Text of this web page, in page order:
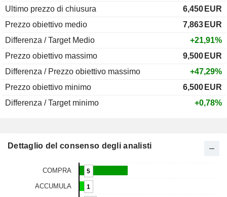
Ultimo prezzo di chiusura
6,450 EUR
Prezzo obiettivo medio
7,863 EUR
Differenza / Target Medio
+21,91%
Prezzo obiettivo massimo
9,500 EUR
Differenza / Prezzo obiettivo massimo
+47,29%
Prezzo obiettivo minimo
6,500 EUR
Differenza / Target minimo
+0,78%
Dettaglio del consenso degli analisti